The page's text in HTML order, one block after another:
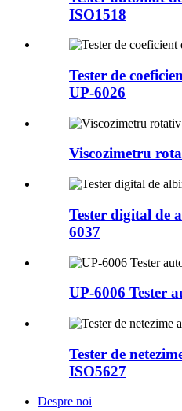
ISO1518
Tester de
UP-6026
Viscozimetru
Tester digital de
6037
UP-6006 Tester
Tester de
ISO5627
Despre noi